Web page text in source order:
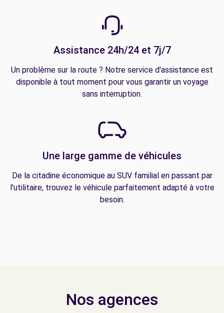
Assistance 24h/24 et 7j/7
Un problème sur la route ? Notre service d'assistance est
disponible à tout moment pour vous garantir un voyage
sans interruption.
Une large gamme de véhicules
De la citadine économique au SUV familial en passant par
l'utilitaire, trouvez le véhicule parfaitement adapté à votre
besoin.
Nos agences